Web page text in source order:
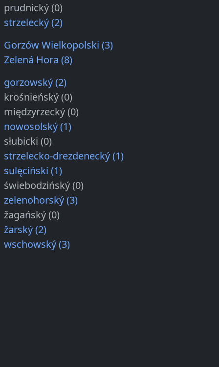
prudnický (0)
strzelecký (2)
Gorzów Wielkopolski (3)
Zelená Hora (8)
gorzowský (2)
krośnieńský (0)
międzyrzecký (0)
nowosolský (1)
słubicki (0)
strzelecko-drezdenecký (1)
sulęciński (1)
świebodzińský (0)
zelenohorský (3)
žagańský (0)
žarský (2)
wschowský (3)